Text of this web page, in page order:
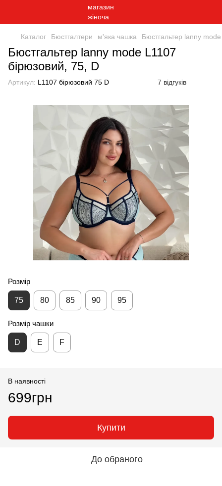
Каталог Бюстгалтери м'яка чашка Бюстгальтер lanny
Бюстгальтер lanny mode L1107
бірюзовий, 75, D
Артикул: L1107 бірюзовий 75 D 7 відгуків
Розмір
75 80 85 90 95
Розмір чашки
D E F
В наявності
699грн
Купити
До обраного